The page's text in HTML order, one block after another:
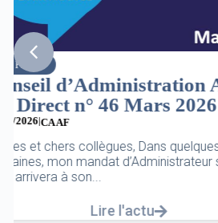
SNPNC
8 mars : journée
des droits des femmes
07/03/2026
DANS L’AÉRIEN COMME
UNE FÊTE,C’EST UNE JOURNÉE
L’ÉGALITÉ...
Lire l'actu